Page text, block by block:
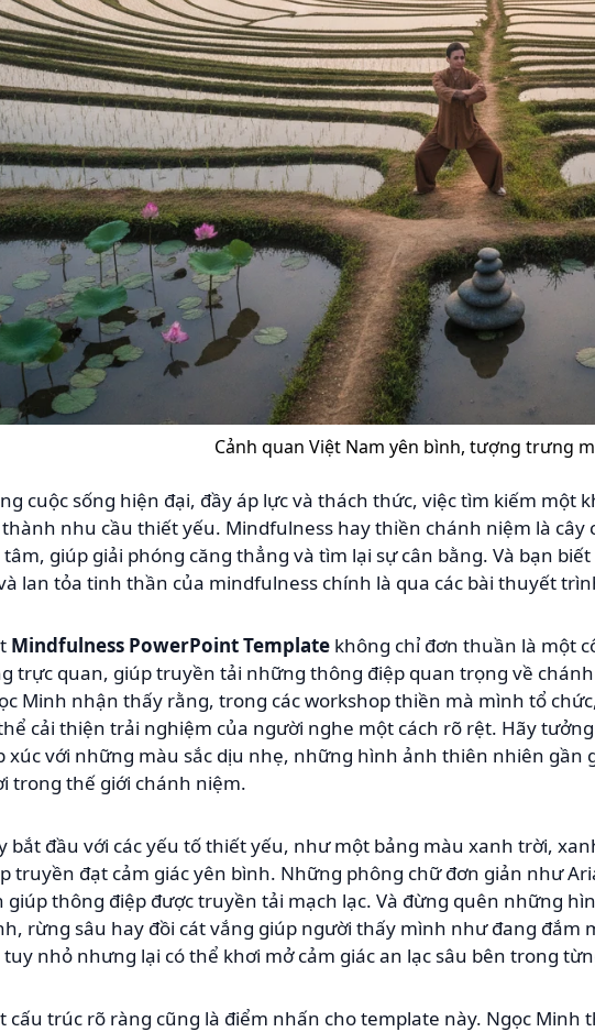
Cảnh quan Việt Nam yên bình, tượng trưng
cuộc sống hiện đại, đầy áp lực và thách thức, việc tìm kiếm một
nhu cầu thiết yếu. Mindfulness hay thiền chánh niệm là cây
tâm, giúp giải phóng căng thẳng và tìm lại sự cân bằng. Và bạn
lan tỏa tinh thần của mindfulness chính là qua các bài thuyết
Mindfulness PowerPoint Template không chỉ đơn thuần là một
trực quan, giúp truyền tải những thông điệp quan trọng về
Minh nhận thấy rằng, trong các workshop thiền mà mình tổ
cải thiện trải nghiệm của người nghe một cách rõ rệt. Hãy
xúc với những màu sắc dịu nhẹ, những hình ảnh thiên nhiên gần
trong thế giới chánh niệm.
bắt đầu với các yếu tố thiết yếu, như một bảng màu xanh trời,
truyền đạt cảm giác yên bình. Những phông chữ đơn giản như
giúp thông điệp được truyền tải mạch lạc. Và đừng quên những
rừng sâu hay đồi cát vắng giúp người thấy mình như đang
tuy nhỏ nhưng lại có thể khơi mở cảm giác an lạc sâu bên trong
cấu trúc rõ ràng cũng là điểm nhấn cho template này. Ngọc